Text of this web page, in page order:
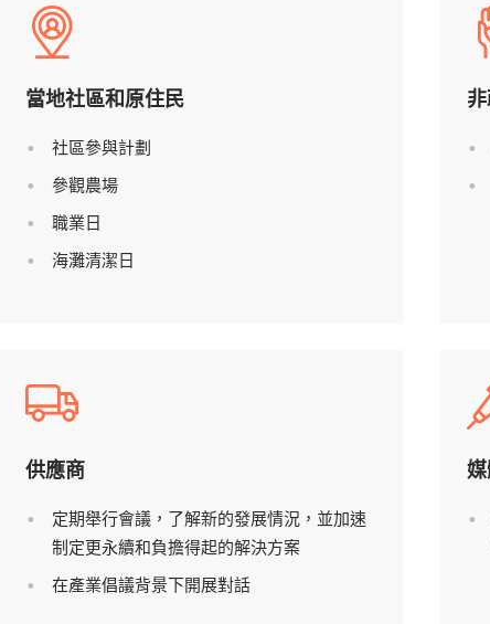
當地社區和原住民
社區參與計劃
參觀農場
職業日
海灘清潔日
供應商
定期舉行會議，了解新的發展情況，並加速
制定更永續和負擔得起的解決方案
在產業倡議背景下開展對話